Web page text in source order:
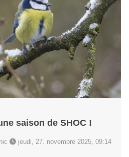
saison de SHOC !
jeudi, 27. novembre 2025, 09:14